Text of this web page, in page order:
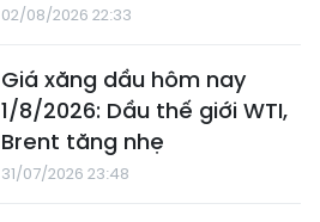
02/08/2026 22:33
Giá xăng dầu hôm nay
1/8/2026: Dầu thế giới WTI,
Brent tăng nhẹ
31/07/2026 23:48